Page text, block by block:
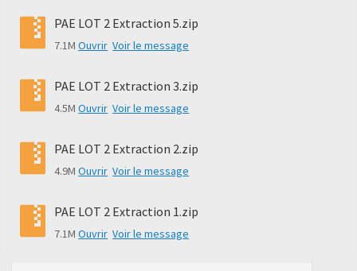
PAE LOT 2 Extraction 5.zip
7.1MOuvrir Voir le message
PAE LOT 2 Extraction 3.zip
4.5MOuvrir Voir le message
PAE LOT 2 Extraction 2.zip
4.9MOuvrir Voir le message
PAE LOT 2 Extraction 1.zip
7.1MOuvrir Voir le message